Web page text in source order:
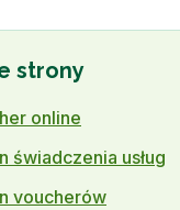
strony
online
świadczenia usług
voucherów